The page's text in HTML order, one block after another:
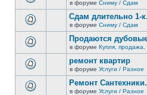
сообщений.
новых
непрочитанных
сообщений.
новых
непрочитанных
сообщений.
в форуме Сниму / Сдам
новых
непрочитанных
сообщений.
Сдам длительно 1-
в форуме Сниму / Сдам
новых
непрочитанных
сообщений.
Продаются
в форуме Купля, продажа,
ремонт квартир
в форуме Услуги / Разное
Ремонт
в форуме Услуги / Разное